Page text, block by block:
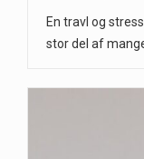
En travl og
stor del af